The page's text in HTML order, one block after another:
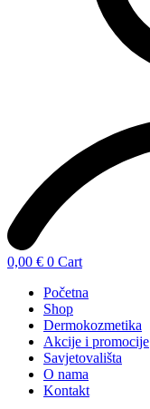
0,00 € 0 Cart
Početna
Shop
Dermokozmetika
Akcije i promocije
Savjetovališta
O nama
Kontakt